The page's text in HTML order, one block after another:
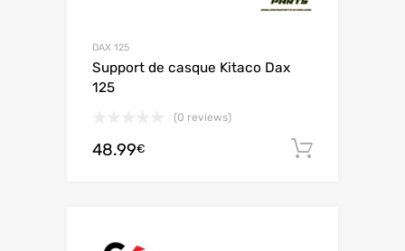
DAX 125
Support de casque Kitaco Dax
125
(0 reviews)
48.99€